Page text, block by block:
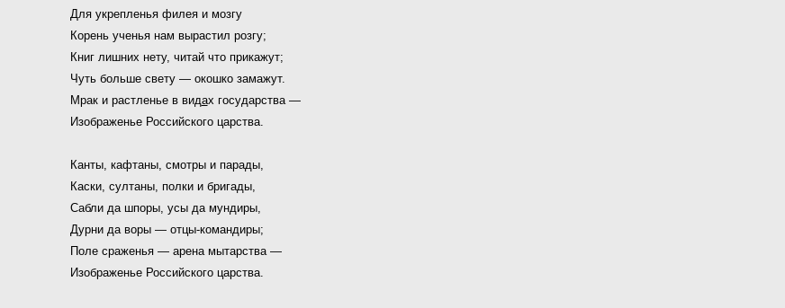
Для укрепленья филея и мозгу
Корень ученья нам вырастил розгу;
Книг лишних нету, читай что прикажут;
Чуть больше свету — окошко замажут.
Мрак и растленье в видах государства —
Изображенье Российского царства.
Канты, кафтаны, смотры и парады,
Каски, султаны, полки и бригады,
Сабли да шпоры, усы да мундиры,
Дурни да воры — отцы-командиры;
Поле сраженья — арена мытарства —
Изображенье Российского царства.